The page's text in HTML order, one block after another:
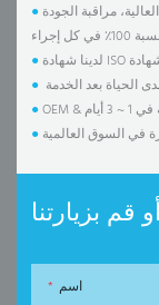
● مراقبة الجودة
●
●
●
●
قم بزيارتنا
اسم